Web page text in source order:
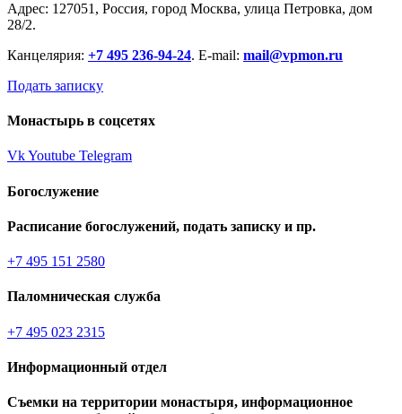
Адрес: 127051, Россия, город Москва, улица Петровка, дом
28/2.
Канцелярия: +7 495 236-94-24. E-mail: mail@vpmon.ru
Подать записку
Монастырь в соцсетях
VkYoutube Telegram
Богослужение
Расписание богослужений, подать записку и пр.
+7 495 151 2580
Паломническая служба
+7 495 023 2315
Информационный отдел
Съемки на территории монастыря, информационное